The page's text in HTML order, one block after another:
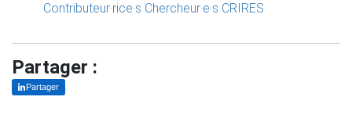
Contributeur·rice·s Chercheur·e·s CRIRES
Partager :
Partager